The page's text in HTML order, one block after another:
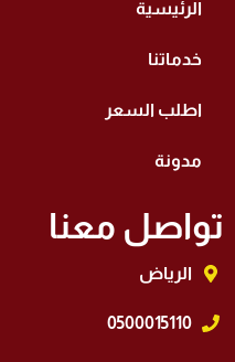
الرئيسية
خدماتنا
اطلب السعر
مدونة
معنا
الرياض
0500015110